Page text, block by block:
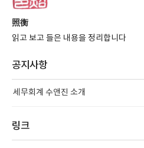
照衡
읽고 보고 들은 내용을 정리합니다
공지사항
세무회계 수앤진 소개
링크